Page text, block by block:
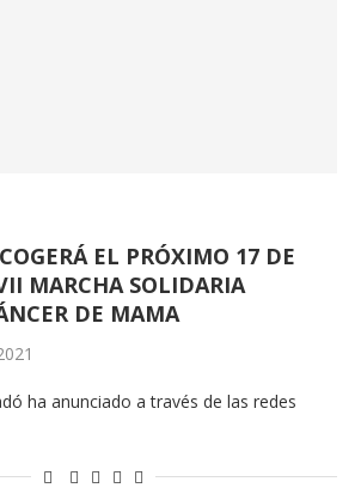
EL PRÓXIMO 17 DE
MARCHA SOLIDARIA
DE MAMA
ha anunciado a través de las redes